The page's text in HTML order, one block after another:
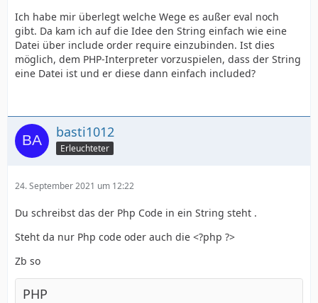
Ich habe mir überlegt welche Wege es außer eval noch
gibt. Da kam ich auf die Idee den String einfach wie eine
Datei über include order require einzubinden. Ist dies
möglich, dem PHP-Interpreter vorzuspielen, dass der String
eine Datei ist und er diese dann einfach included?
basti1012
Erleuchteter
24. September 2021 um 12:22
Du schreibst das der Php Code in ein String steht .
Steht da nur Php code oder auch die <?php ?>
Zb so
PHP